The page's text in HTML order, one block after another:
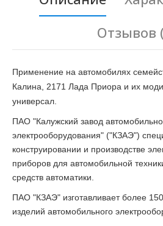
Отзывов
Применение на автомобилях
Калина, 2171 Лада Приора и их
универсал.
ПАО "Калужский завод
электрооборудования" ("КЗАЭ")
конструировании и производстве
приборов для автомобильной
средств автоматики.
ПАО "КЗАЭ" изготавливает более
изделий автомобильного